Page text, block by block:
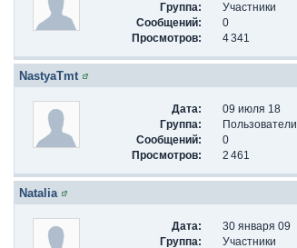
Группа:
Участники
Сообщений:
0
Просмотров:
4 341
NastyaTmt
Дата:
09 июля 18
Группа:
Пользователи
Сообщений:
0
Просмотров:
2 461
Natalia
Дата:
30 января 09
Группа:
Участники